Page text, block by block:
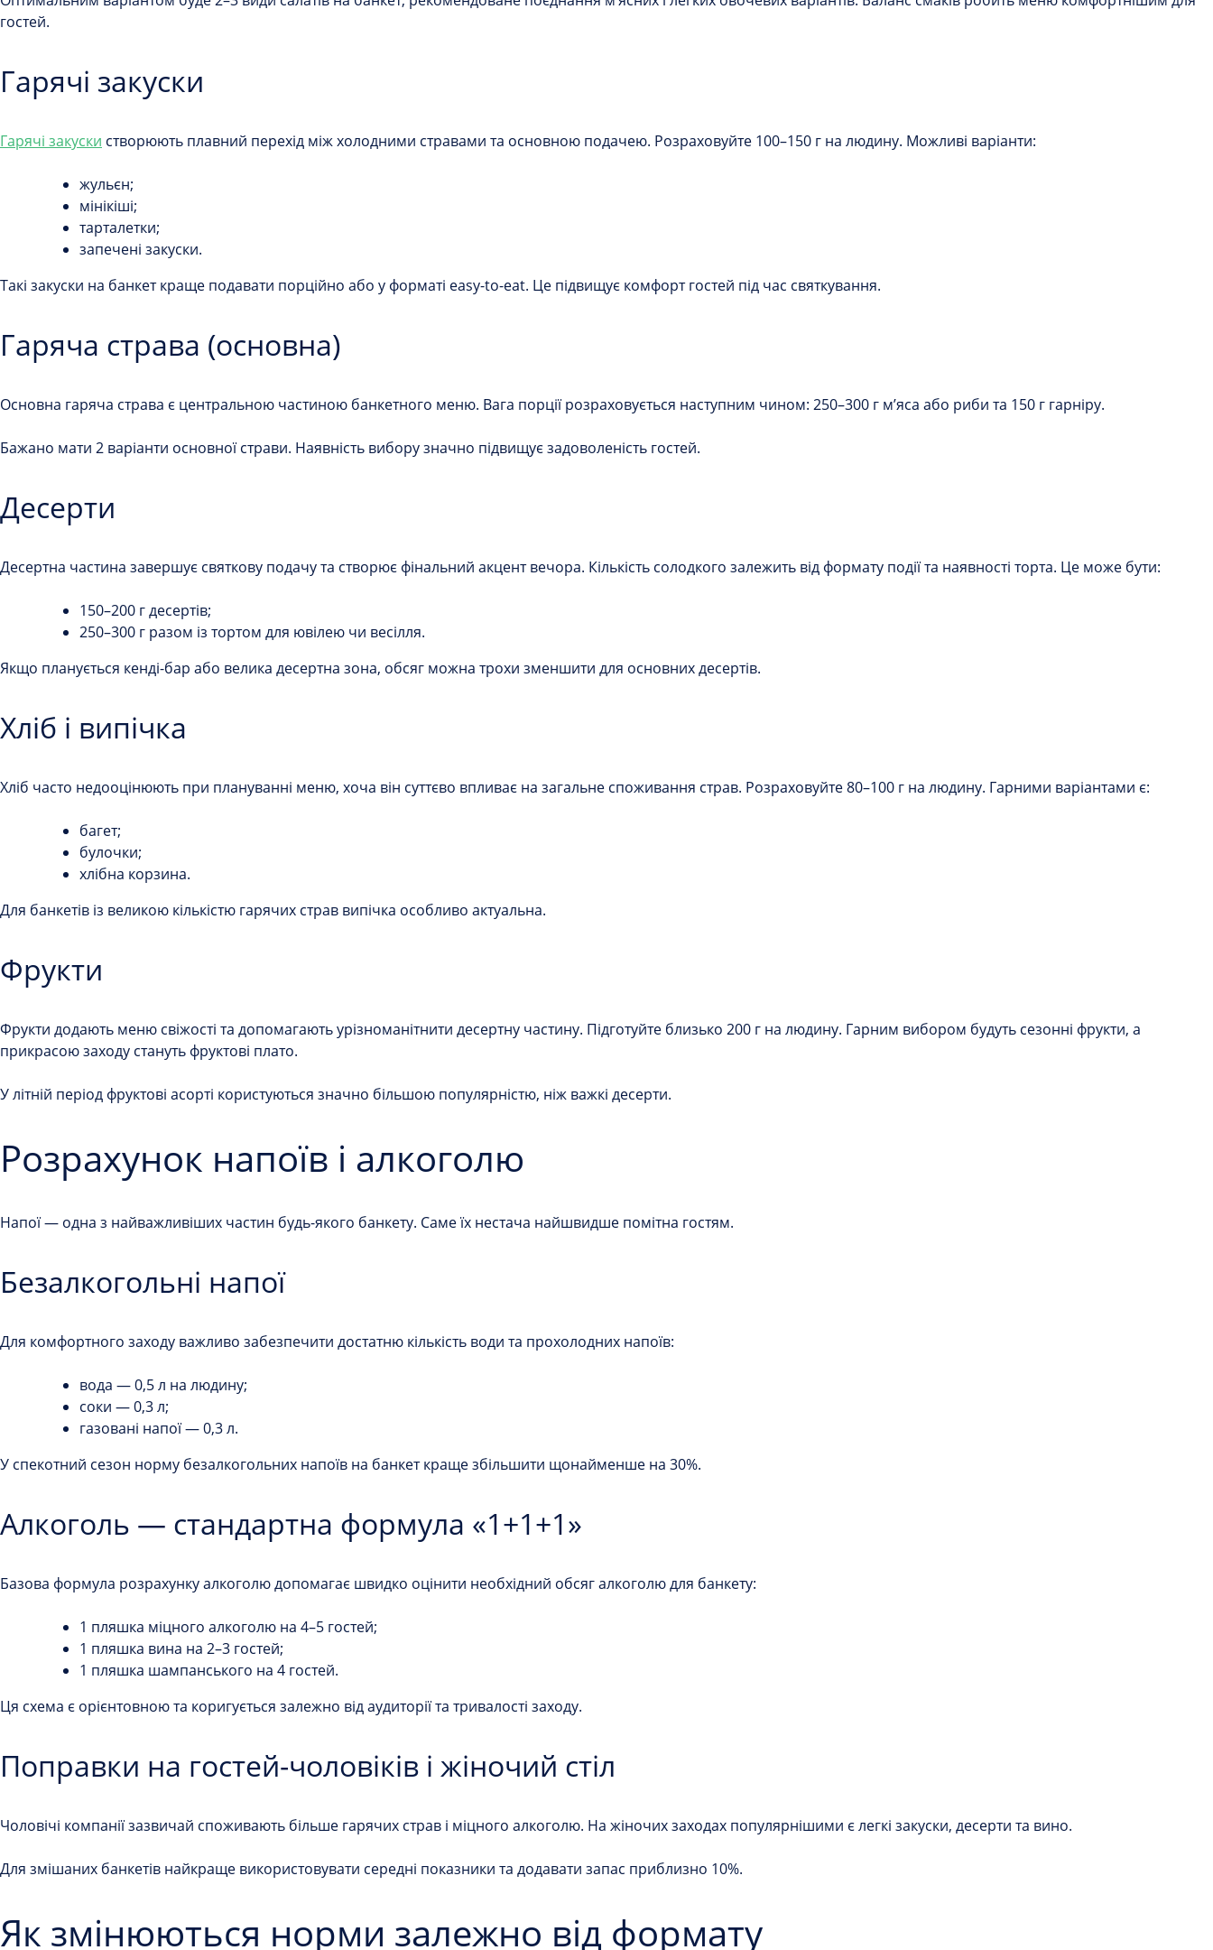
гостей.
Гарячі закуски
Гарячі закуски створюють плавний перехід між холодними стравами та основною подачею. Розраховуйте 100–150 г на людину. Можливі варіанти:
жульєн;
мінікіші;
тарталетки;
запечені закуски.
Такі закуски на банкет краще подавати порційно або у форматі easy-to-eat. Це підвищує комфорт гостей під час святкування.
Гаряча страва (основна)
Основна гаряча страва є центральною частиною банкетного меню. Вага порції розраховується наступним чином: 250–300 г м’яса або риби та 150 г гарніру.
Бажано мати 2 варіанти основної страви. Наявність вибору значно підвищує задоволеність гостей.
Десерти
Десертна частина завершує святкову подачу та створює фінальний акцент вечора. Кількість солодкого залежить від формату події та наявності торта. Це може бути:
150–200 г десертів;
250–300 г разом із тортом для ювілею чи весілля.
Якщо планується кенді-бар або велика десертна зона, обсяг можна трохи зменшити для основних десертів.
Хліб і випічка
Хліб часто недооцінюють при плануванні меню, хоча він суттєво впливає на загальне споживання страв. Розраховуйте 80–100 г на людину. Гарними варіантами є:
багет;
булочки;
хлібна корзина.
Для банкетів із великою кількістю гарячих страв випічка особливо актуальна.
Фрукти
Фрукти додають меню свіжості та допомагають урізноманітнити десертну частину. Підготуйте близько 200 г на людину. Гарним вибором будуть сезонні фрукти, а
прикрасою заходу стануть фруктові плато.
У літній період фруктові асорті користуються значно більшою популярністю, ніж важкі десерти.
Розрахунок напоїв і алкоголю
Напої — одна з найважливіших частин будь-якого банкету. Саме їх нестача найшвидше помітна гостям.
Безалкогольні напої
Для комфортного заходу важливо забезпечити достатню кількість води та прохолодних напоїв:
вода — 0,5 л на людину;
соки — 0,3 л;
газовані напої — 0,3 л.
У спекотний сезон норму безалкогольних напоїв на банкет краще збільшити щонайменше на 30%.
Алкоголь — стандартна формула «1+1+1»
Базова формула розрахунку алкоголю допомагає швидко оцінити необхідний обсяг алкоголю для банкету:
1 пляшка міцного алкоголю на 4–5 гостей;
1 пляшка вина на 2–3 гостей;
1 пляшка шампанського на 4 гостей.
Ця схема є орієнтовною та коригується залежно від аудиторії та тривалості заходу.
Поправки на гостей-чоловіків і жіночий стіл
Чоловічі компанії зазвичай споживають більше гарячих страв і міцного алкоголю. На жіночих заходах популярнішими є легкі закуски, десерти та вино.
Для змішаних банкетів найкраще використовувати середні показники та додавати запас приблизно 10%.
Як змінюються норми залежно від формату